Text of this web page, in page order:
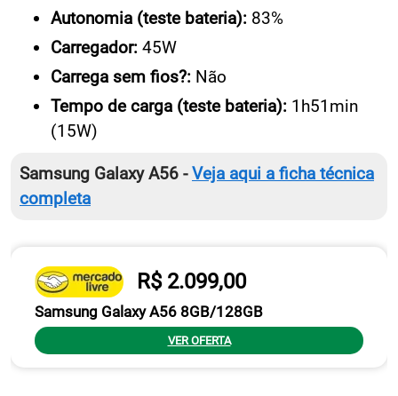
Autonomia (teste bateria): 83%
Carregador: 45W
Carrega sem fios?: Não
Tempo de carga (teste bateria): 1h51min
(15W)
Samsung Galaxy A56 -Veja aqui a ficha técnica
completa
R$ 2.099,00
Samsung Galaxy A56 8GB/128GB
VER OFERTA